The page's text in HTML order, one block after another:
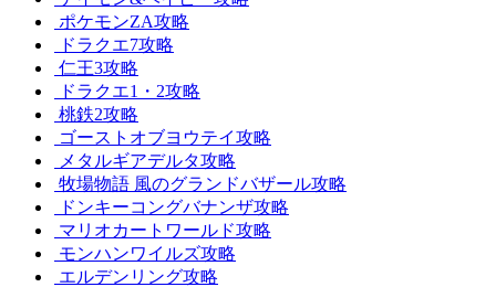
ポケモンZA攻略
ドラクエ7攻略
仁王3攻略
ドラクエ1・2攻略
桃鉄2攻略
ゴーストオブヨウテイ攻略
メタルギアデルタ攻略
牧場物語 風のグランドバザール攻略
ドンキーコングバナンザ攻略
マリオカートワールド攻略
モンハンワイルズ攻略
エルデンリング攻略